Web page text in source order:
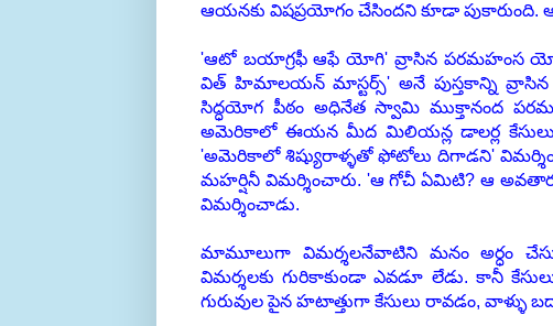
ఆయనకు విషప్రయోగం చేసిందని కూడా
'ఆటో బయాగ్రఫీ ఆఫే యోగి' వ్రాసిన పరమహంస
విత్ హిమాలయన్ మాస్టర్స్' అనే పుస్తకాన్ని
సిద్ధయోగ పీఠం అధినేత స్వామి ముక్తానంద
అమెరికాలో ఈయన మీద మిలియన్ల డాలర్ల
'అమెరికాలో శిష్యురాళ్ళతో ఫోటోలు దిగాడని'
మహర్షినీ విమర్శించారు. 'ఆ గోచీ ఏమిటి? ఆ
విమర్శించాడు.
మామూలుగా విమర్శలనేవాటిని మనం అర్ధం
విమర్శలకు గురికాకుండా ఎవడూ లేడు. కానీ
గురువుల పైన హటాత్తుగా కేసులు రావడం,